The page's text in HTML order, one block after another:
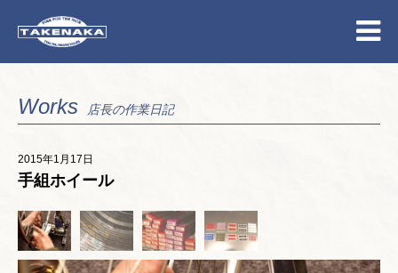
Works 店長の作業日記
2015年1月17日
手組ホイール